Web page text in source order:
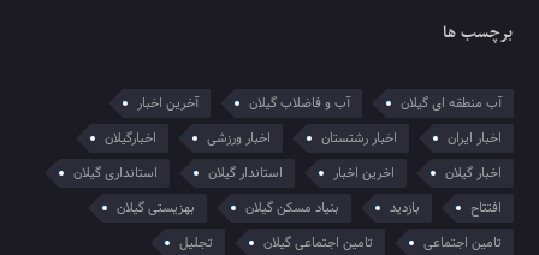
برچسب ها
آب منطقه ای گیلان آب و فاضلاب گیلان
آخرین اخبار
اخبار ایران
اخبار رشتستان اخبار ورزشی
اخبارگیلان
اخبار گیلان
اخرین اخبار استاندار گیلان
استانداری گیلان
افتتاح
بازدید بنیاد مسکن گیلان
بهزیستی گیلان
تامین اجتماعی
تامین اجتماعی گیلان
تجلیل